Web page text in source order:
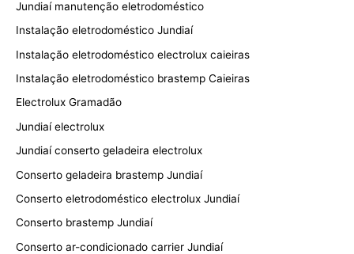
Jundiaí manutenção eletrodoméstico
Instalação eletrodoméstico Jundiaí
Instalação eletrodoméstico electrolux caieiras
Instalação eletrodoméstico brastemp Caieiras
Electrolux Gramadão
Jundiaí electrolux
Jundiaí conserto geladeira electrolux
Conserto geladeira brastemp Jundiaí
Conserto eletrodoméstico electrolux Jundiaí
Conserto brastemp Jundiaí
Conserto ar-condicionado carrier Jundiaí